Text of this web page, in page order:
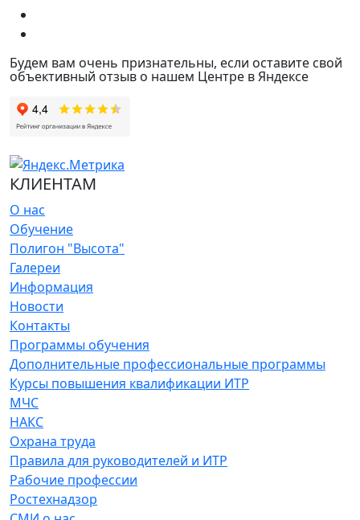
Будем вам очень признательны, если оставите свой
объективный отзыв о нашем Центре в Яндексе
КЛИЕНТАМ
О нас
Обучение
Полигон "Высота"
Галереи
Информация
Новости
Контакты
Программы обучения
Дополнительные профессиональные программы
Курсы повышения квалификации ИТР
МЧС
НАКС
Охрана труда
Правила для руководителей и ИТР
Рабочие профессии
Ростехнадзор